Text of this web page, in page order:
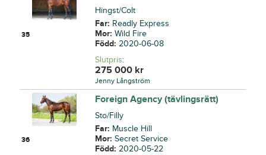
35
Hingst/Colt
Far: Readly Express
Mor:Wild Fire
Född:2020-06-08
Slutpris:
275 000 kr
Jenny Långström
36
Foreign Agency (tävlingsrätt)
Sto/Filly
Far: Muscle Hill
Mor:Secret Service
Född:2020-05-22